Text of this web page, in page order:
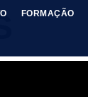
FORMAÇÃO